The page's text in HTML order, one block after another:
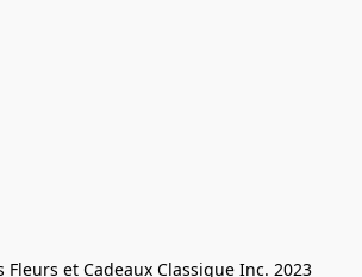
Fleurs et Cadeaux Classique Inc. 2023